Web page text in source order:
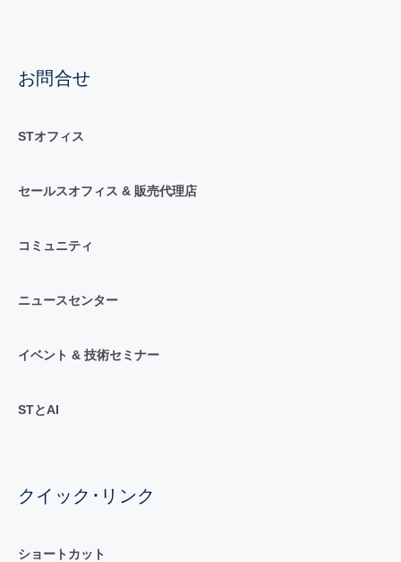
お問合せ
STオフィス
セールスオフィス & 販売代理店
コミュニティ
ニュースセンター
イベント & 技術セミナー
STとAI
クイック･リンク
ショートカット